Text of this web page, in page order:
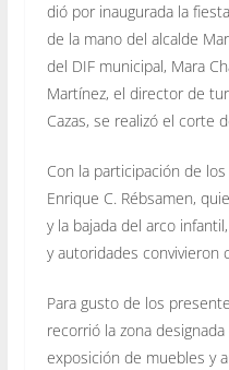
dió por inaugurada la
de la mano del alcalde
del DIF municipal, Mara
Martínez, el director de
Cazas, se realizó el corte
Con la participación de
Enrique C. Rébsamen,
y la bajada del arco
y autoridades convivieron
Para gusto de los
recorrió la zona
exposición de muebles y